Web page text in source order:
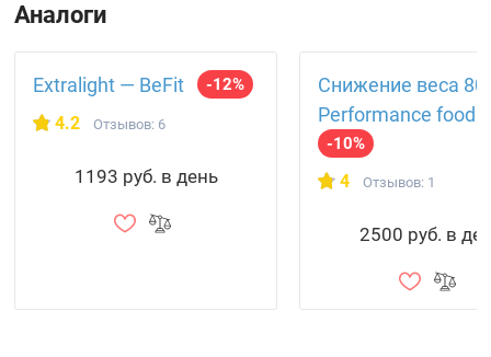
Аналоги
Extralight — BeFit -12%
4.2 Отзывов: 6
1193 руб. в день
Снижение веса
Performance food
-10%
4 Отзывов: 1
2500 руб. в